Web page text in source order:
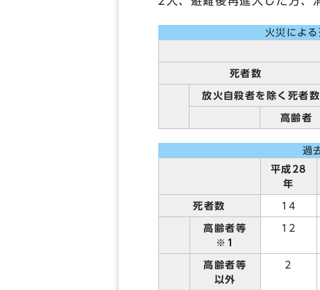
火災による
死者数
放火自殺者を除く死者数
高齢者
過
平成28
年
死者数 14
高齢者等
※1
12
高齢者等
以外
2